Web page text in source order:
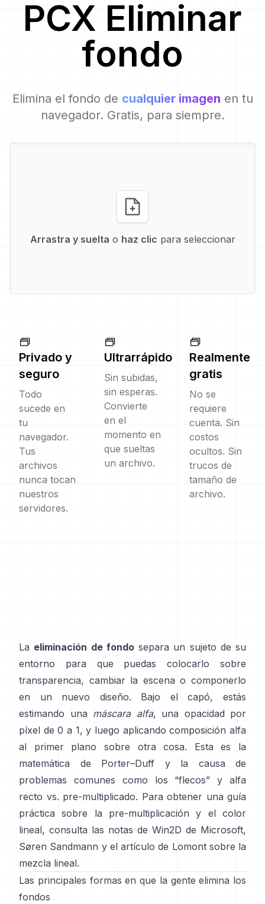
PCX Eliminar
fondo
Elimina el fondo de cualquier imagen en tu
navegador. Gratis, para siempre.
Arrastra y suelta o haz clic para seleccionar
Privado y
seguro
Todo
sucede en
tu
navegador.
Tus
archivos
nunca tocan
nuestros
servidores.
Ultrarrápido
Sin subidas,
sin esperas.
Convierte
en el
momento en
que sueltas
un archivo.
Realmente
gratis
No se
requiere
cuenta. Sin
costos
ocultos. Sin
trucos de
tamaño de
archivo.
La eliminación de fondosepara un sujeto de su
entorno para que puedas colocarlo sobre
transparencia, cambiar la escena o componerlo
en un nuevo diseño. Bajo el capó, estás
estimando una máscara alfa, una opacidad por
píxel de 0 a 1, y luego aplicando composición alfa
al primer plano sobre otra cosa. Esta es la
matemática de Porter–Duff y la causa de
problemas comunes como los “flecos” y
alfa
recto vs. pre-multiplicado. Para obtener una guía
práctica sobre la pre-multiplicación y el color
lineal, consulta las notas de Win2D de Microsoft,
Søren Sandmann y el artículo de Lomont sobre la
mezcla lineal.
Las principales formas en que la gente elimina los
fondos